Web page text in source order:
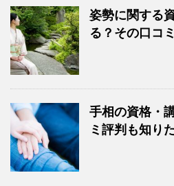
姿勢に関する
る？その口コ
手相の資格・
ミ評判も知り